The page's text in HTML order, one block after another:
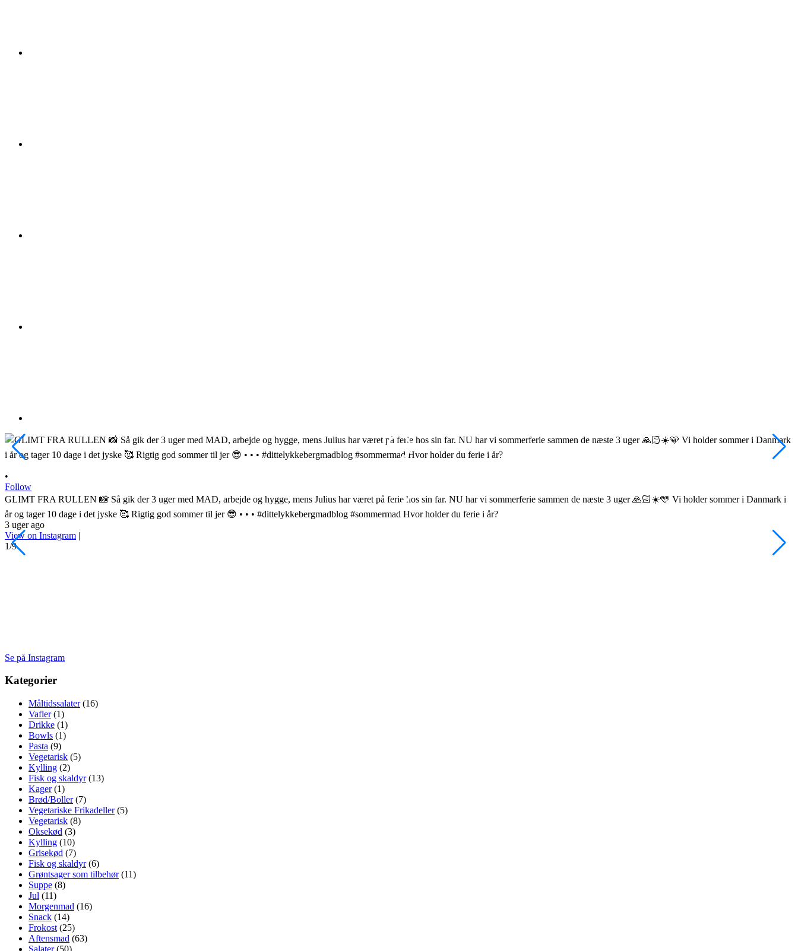
•
Follow
GLIMT FRA RULLEN 📸 Så gik der 3 uger med MAD, arbejde og hygge, mens Julius har været på ferie hos sin far. NU har vi sommerferie sammen de næste 3 uger 🙏🏻☀️🩵 Vi holder sommer i Danmark i
år og tager 10 dage i det jyske 🥰 Rigtig god sommer til jer 😎 • • • #dittelykkebergmadblog #sommermad Hvor holder du ferie i år?
3 uger ago
View on Instagram |
1/9
Se på Instagram
Kategorier
Måltidssalater(16)
Vafler(1)
Drikke (1)
Bowls (1)
Pasta (9)
Vegetarisk (5)
Kylling (2)
Fisk og skaldyr(13)
Kager(1)
Brød/Boller(7)
Vegetariske Frikadeller(5)
Vegetarisk (8)
Oksekød (3)
Kylling (10)
Grisekød (7)
Fisk og skaldyr(6)
Grøntsager som tilbehør(11)
Suppe (8)
Jul (11)
Morgenmad (16)
Snack (14)
Frokost (25)
Aftensmad (63)
Salater(50)